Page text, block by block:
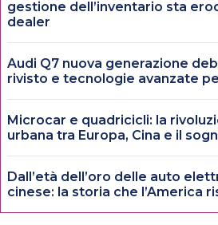
gestione dell’inventario sta
dealer
Audi Q7 nuova generazione
rivisto e tecnologie avanzate
Microcar e quadricicli: la
urbana tra Europa, Cina e il
Dall’età dell’oro delle auto
cinese: la storia che l’America